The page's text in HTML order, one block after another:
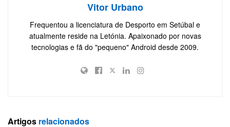
Vitor Urbano
Frequentou a licenciatura de Desporto em Setúbal e
atualmente reside na Letónia. Apaixonado por novas
tecnologias e fã do "pequeno" Android desde 2009.
Artigos relacionados